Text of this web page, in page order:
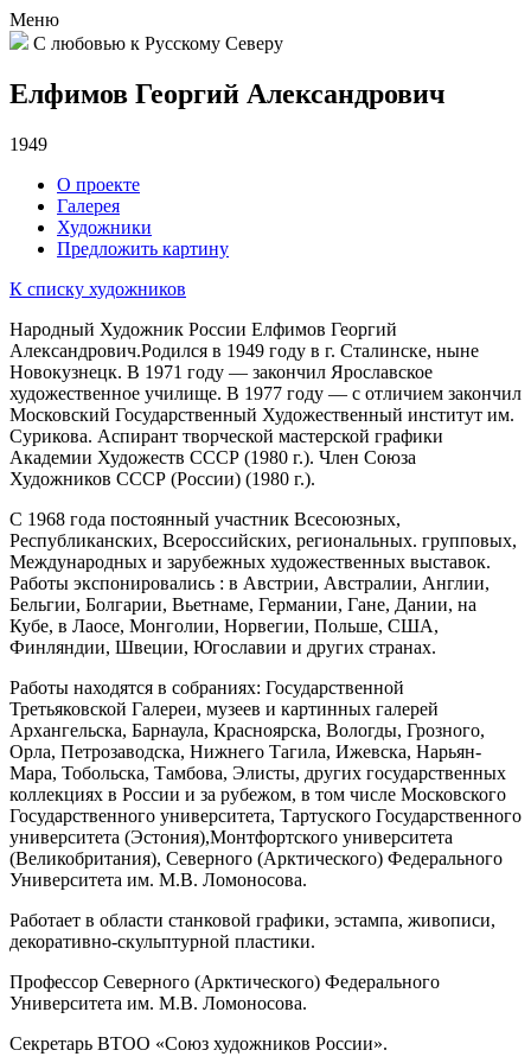
Меню
С любовью к Русскому Северу
Елфимов Георгий Александрович
1949
О проекте
Галерея
Художники
Предложить картину
К списку художников
Народный Художник России Елфимов Георгий
Александрович.Родился в 1949 году в г. Сталинске, ныне
Новокузнецк. В 1971 году — закончил Ярославское
художественное училище. В 1977 году — с отличием закончил
Московский Государственный Художественный институт им.
Сурикова. Аспирант творческой мастерской графики
Академии Художеств СССР (1980 г.). Член Союза
Художников СССР (России) (1980 г.).
С 1968 года постоянный участник Всесоюзных,
Республиканских, Всероссийских, региональных. групповых,
Международных и зарубежных художественных выставок.
Работы экспонировались : в Австрии, Австралии, Англии,
Бельгии, Болгарии, Вьетнаме, Германии, Гане, Дании, на
Кубе, в Лаосе, Монголии, Норвегии, Польше, США,
Финляндии, Швеции, Югославии и других странах.
Работы находятся в собраниях: Государственной
Третьяковской Галереи, музеев и картинных галерей
Архангельска, Барнаула, Красноярска, Вологды, Грозного,
Орла, Петрозаводска, Нижнего Тагила, Ижевска, Нарьян-
Мара, Тобольска, Тамбова, Элисты, других государственных
коллекциях в России и за рубежом, в том числе Московского
Государственного университета, Тартуского Государственного
университета (Эстония),Монтфортского университета
(Великобритания), Северного (Арктического) Федерального
Университета им. М.В. Ломоносова.
Работает в области станковой графики, эстампа, живописи,
декоративно-скульптурной пластики.
Профессор Северного (Арктического) Федерального
Университета им. М.В. Ломоносова.
Секретарь ВТОО «Союз художников России».